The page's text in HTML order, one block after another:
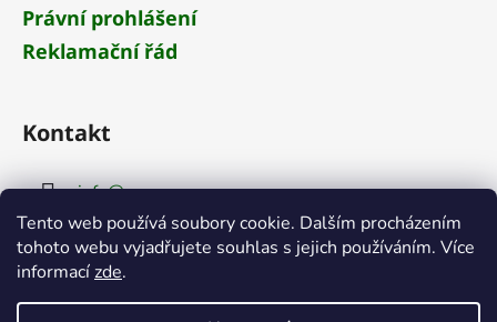
Tento web používá soubory cookie. Dalším procházením
tohoto webu vyjadřujete souhlas s jejich používáním. Více
informacízde.
Právní prohlášení
Reklamační řád
Kontakt
info@aros.cz
+420 284 681 652